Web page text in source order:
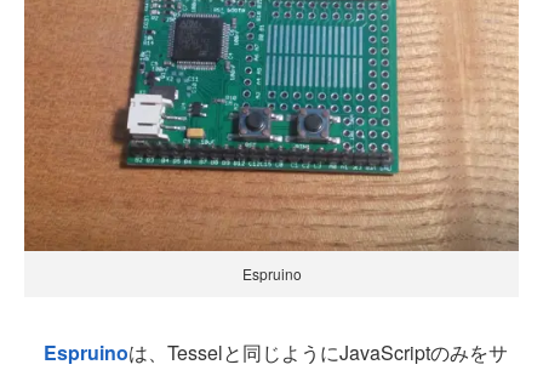
Espruino
Espruinoは、Tesselと同じようにJavaScriptのみをサ